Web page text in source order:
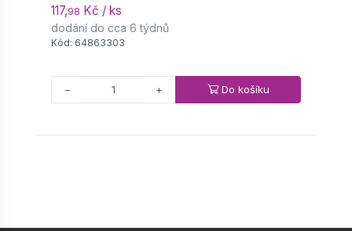
117,98 Kč / ks
dodání do cca 6 týdnů
Kód: 64863303
− + Do košíku